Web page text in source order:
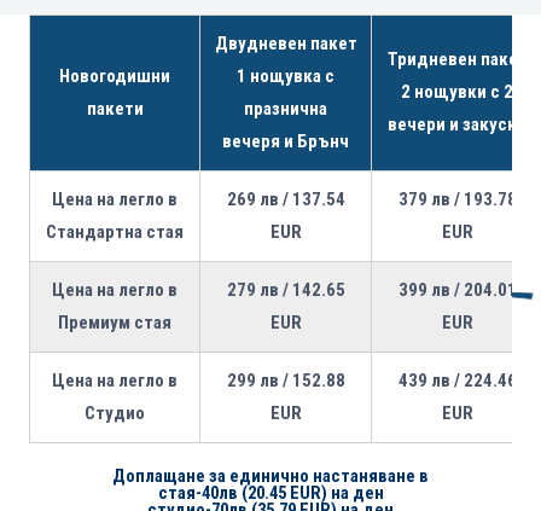
Новогодишни
пакети
Двудневен пакет
1 нощувка с
празнична
вечеря и Брънч
Тридневен пакет
2 нощувки с 2
вечери и закуски
Цена на легло в
Стандартна стая
269 лв / 137.54
EUR
379 лв / 193.78
EUR
Цена на легло в
Премиум стая
279 лв / 142.65
EUR
399 лв / 204.01
EUR
Цена на легло в
Студио
299 лв / 152.88
EUR
439 лв / 224.46
EUR
Доплащане за единично настаняване в
стая-40лв (20.45 EUR) на ден